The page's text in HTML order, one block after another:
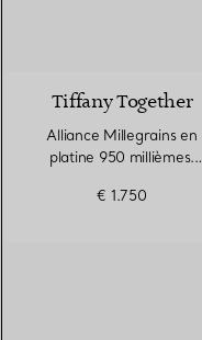
Tiffany Together
Alliance Millegrains en
platine 950 millièmes.
€ 1.750